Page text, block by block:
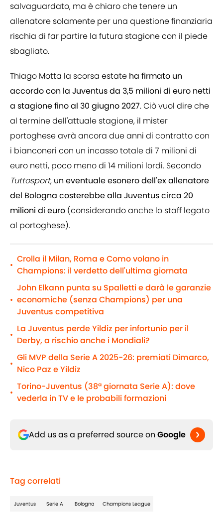
salvaguardato, ma è chiaro che tenere un
allenatore solamente per una questione finanziaria
rischia di far partire la futura stagione con il piede
sbagliato.
Thiago Motta la scorsa estate ha firmato un
accordo con la Juventus da 3,5 milioni di euro netti
a stagione fino al 30 giugno 2027. Ciò vuol dire che
al termine dell'attuale stagione, il mister
portoghese avrà ancora due anni di contratto con
i bianconeri con un incasso totale di 7 milioni di
euro netti, poco meno di 14 milioni lordi. Secondo
Tuttosport, un eventuale esonero dell'ex allenatore
del Bologna costerebbe alla Juventus circa 20
milioni di euro (considerando anche lo staff legato
al portoghese).
•
Crolla il Milan, Roma e Como volano in
Champions: il verdetto dell'ultima giornata
•
John Elkann punta su Spalletti e darà le garanzie
economiche (senza Champions) per una
Juventus competitiva
•
La Juventus perde Yildiz per infortunio per il
Derby, a rischio anche i Mondiali?
•
Gli MVP della Serie A 2025-26: premiati Dimarco,
Nico Paz e Yildiz
•
Torino-Juventus (38ª giornata Serie A): dove
vederla in TV e le probabili formazioni
Add us as a preferred source on Google
Tag correlati
Juventus Serie A Bologna Champions League